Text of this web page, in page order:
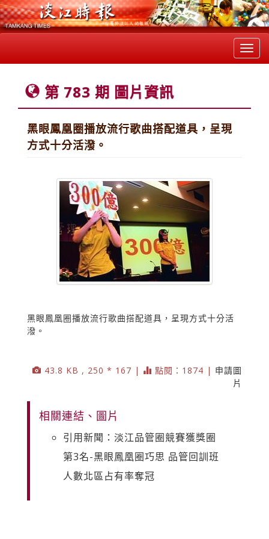
第 783 期 圖片資訊
黑眼鳳凰圈播放流行歌曲搭配道具，呈現
方式十分活潑。
黑眼鳳凰圈播放流行歌曲搭配道具，呈現方式十分活
潑。
43.8 KB , 250 * 167 | 點閱：1874 | 申請圖
片
相關連結、圖片
引用新聞：淡江品管圈競賽獲獎圈
第3名-黑眼鳳凰圈巧思 品管回訓班
人數北區占有率奪冠